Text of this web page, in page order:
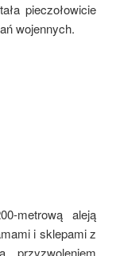
pieczołowicie
wojennych.
metrową aleją
i sklepami z
przyzwoleniem